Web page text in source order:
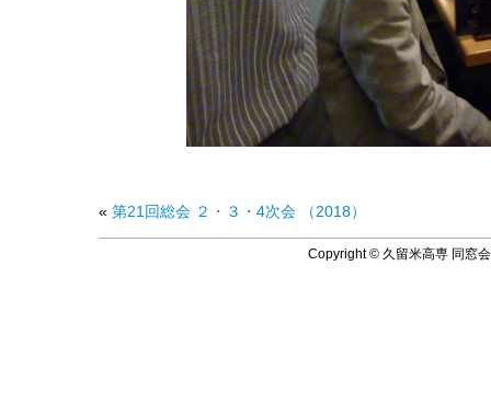
« 第21回総会 ２・３・4次会 （2018）
Copyright © 久留米高専 同窓